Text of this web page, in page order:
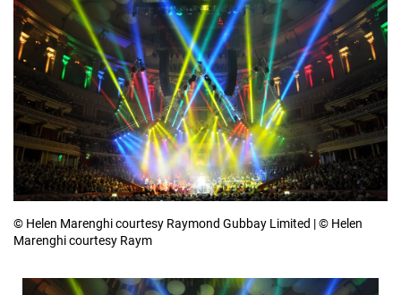
© Helen Marenghi courtesy Raymond Gubbay Limited | © Helen
Marenghi courtesy Raym